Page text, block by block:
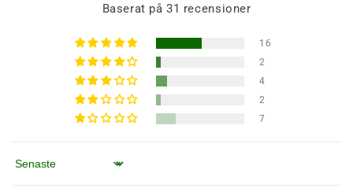
Baserat på 31 recensioner
16
2
4
2
7
Sortera efter